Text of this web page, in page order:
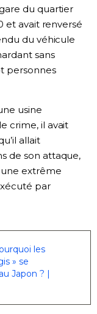
du quartier
et avait renversé
du véhicule
sans
personnes
usine
crime, il avait
allait
de son attaque,
extrême
par
les
» se
Japon ? |